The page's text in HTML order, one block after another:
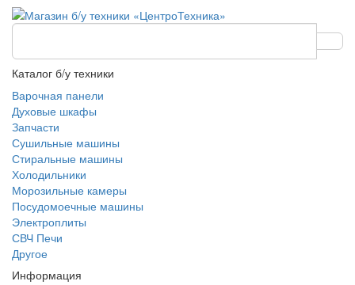
Каталог б/у техники
Варочная панели
Духовые шкафы
Запчасти
Сушильные машины
Стиральные машины
Холодильники
Морозильные камеры
Посудомоечные машины
Электроплиты
СВЧ Печи
Другое
Информация